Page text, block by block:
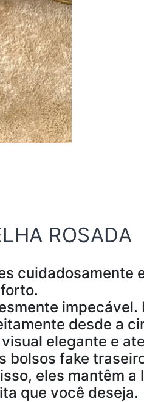
ROSADA
desde a
elegante e
bolsos fake
eles mantêm a
que você deseja.